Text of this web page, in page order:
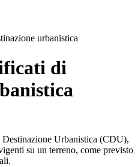
urbanistica
di
Urbanistica (CDU),
su un terreno, come previsto